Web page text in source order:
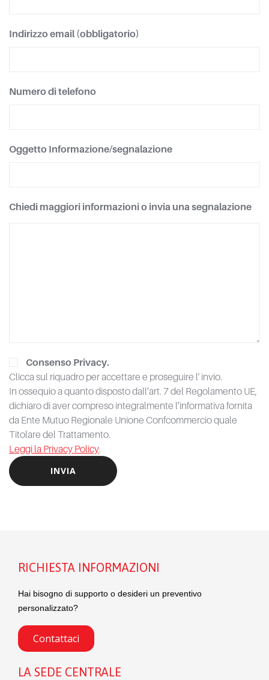
Indirizzo email (obbligatorio)
Numero di telefono
Oggetto Informazione/segnalazione
Chiedi maggiori informazioni o invia una segnalazione
Consenso Privacy.
Clicca sul riquadro per accettare e proseguire l' invio.
In ossequio a quanto disposto dall’art. 7 del Regolamento UE,
dichiaro di aver compreso integralmente l’informativa fornita
da Ente Mutuo Regionale Unione Confcommercio quale
Titolare del Trattamento.
Leggi la Privacy Policy.
RICHIESTA INFORMAZIONI
Hai bisogno di supporto o desideri un preventivo
personalizzato?
Contattaci
LA SEDE CENTRALE